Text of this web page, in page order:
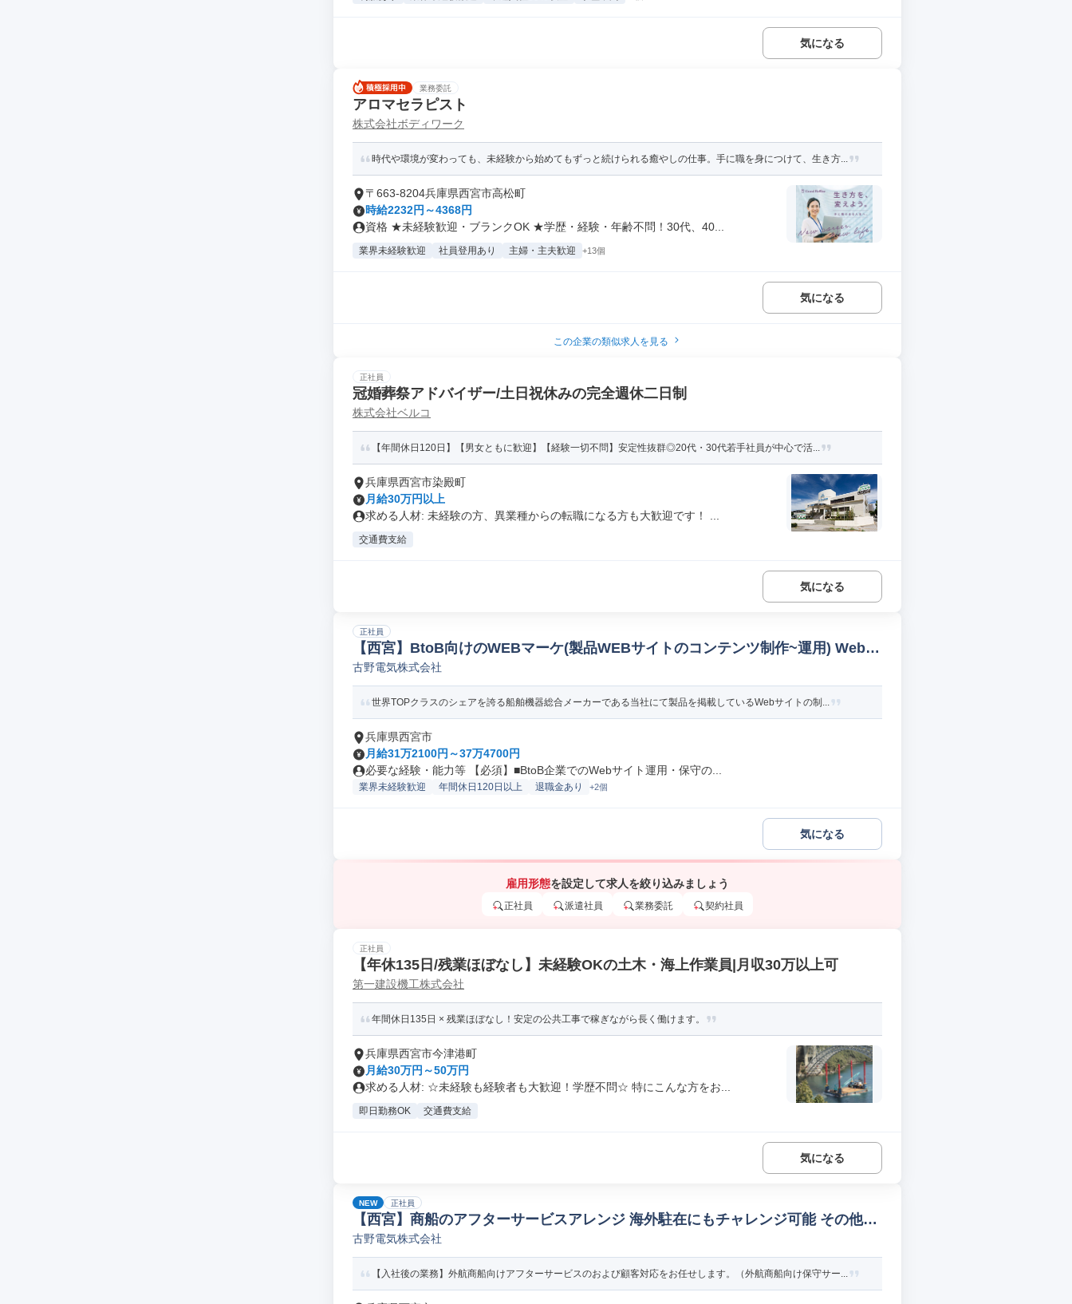
気になる
業務委託
アロマセラピスト
株式会社ボディワーク
時代や環境が変わっても、未経験から始めてもずっと続けられる癒やしの仕事。手に職を身につけて、生き方...
〒663-8204兵庫県西宮市高松町
時給2232円～4368円
資格 ★未経験歓迎・ブランクOK ★学歴・経験・年齢不問！30代、40...
業界未経験歓迎 社員登用あり 主婦・主夫歓迎 +13個
気になる
この企業の類似求人を見る
正社員
冠婚葬祭アドバイザー/土日祝休みの完全週休二日制
株式会社ベルコ
【年間休日120日】【男女ともに歓迎】【経験一切不問】安定性抜群◎20代・30代若手社員が中心で活...
兵庫県西宮市染殿町
月給30万円以上
求める人材: 未経験の方、異業種からの転職になる方も大歓迎です！ ...
交通費支給
気になる
正社員
【西宮】BtoB向けのWEBマーケ(製品WEBサイトのコンテンツ制作~運用) Webサ
イト運営
古野電気株式会社
世界TOPクラスのシェアを誇る船舶機器総合メーカーである当社にて製品を掲載しているWebサイトの制...
兵庫県西宮市
月給31万2100円～37万4700円
必要な経験・能力等 【必須】■BtoB企業でのWebサイト運用・保守の...
業界未経験歓迎 年間休日120日以上 退職金あり +2個
気になる
雇用形態を設定して求人を絞り込みましょう
正社員 派遣社員 業務委託 契約社員
正社員
【年休135日/残業ほぼなし】未経験OKの土木・海上作業員|月収30万以上可
第一建設機工株式会社
年間休日135日 × 残業ほぼなし！安定の公共工事で稼ぎながら長く働けます。
兵庫県西宮市今津港町
月給30万円～50万円
求める人材: ☆未経験も経験者も大歓迎！学歴不問☆ 特にこんな方をお...
即日勤務OK 交通費支給
気になる
NEW 正社員
【西宮】商船のアフターサービスアレンジ 海外駐在にもチャレンジ可能 その他カ
スタマーサポート/コールセンター
古野電気株式会社
【入社後の業務】外航商船向けアフターサービスのおよび顧客対応をお任せします。（外航商船向け保守サー...